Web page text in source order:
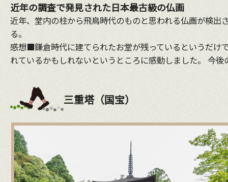
近年の調査で発見された日本最古級の仏画
近年、堂内の柱から飛鳥時代のものと思われる仏画が検
る。
感想■鎌倉時代に建てられたお堂が残っているというだけ
れているかもしれないというところに感動しました。 今
三重塔（国宝）